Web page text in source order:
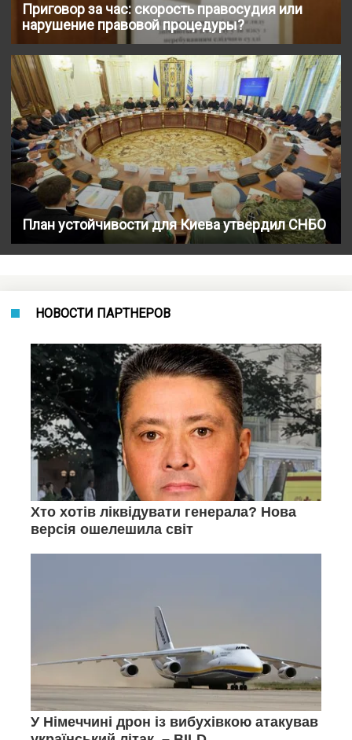
Приговор за час: скорость правосудия или
нарушение правовой процедуры?
План устойчивости для Киева утвердил СНБО
НОВОСТИ ПАРТНЕРОВ